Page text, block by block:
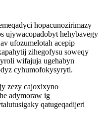
hopacunozirimazy
ujywacopadobyt hehybavegy
ufozumelotah acepip
zihegofysu soweqy
wifajuja ugehabyn
cyhumofokysyryti.
zezy cajoxixyno
adymoraw ig
qatugeqadijeri